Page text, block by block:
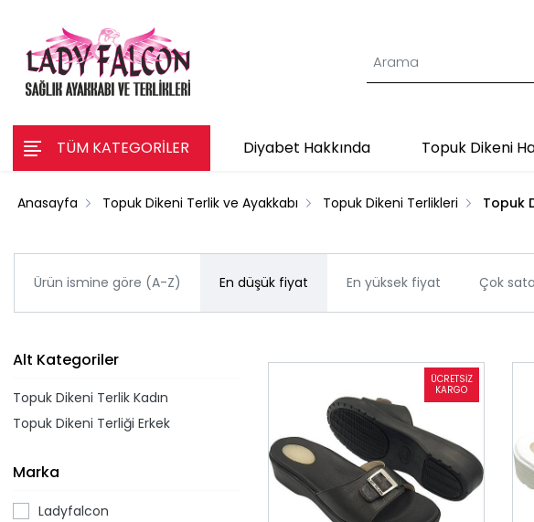
TÜM KATEGORİLER Diyabet Hakkında Topuk Dikeni
Anasayfa Topuk Dikeni Terlik ve Ayakkabı Topuk Dikeni Terlikleri Topuk
Ürün ismine göre (A-Z) En düşük fiyat En yüksek fiyat Çok
Alt Kategoriler
Topuk Dikeni Terlik Kadın
Topuk Dikeni Terliği Erkek
Marka
Ladyfalcon